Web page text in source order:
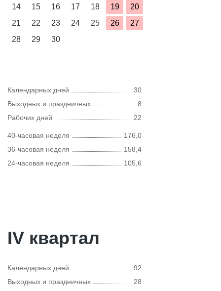
14
15 16 17 18 19
20
21
22 23 24 25 26
27
28
29 30
Календарных дней
30
Выходных и праздничных
8
Рабочих дней
22
40-часовая неделя
176,0
36-часовая неделя
158,4
24-часовая неделя
105,6
IV квартал
Календарных дней
92
Выходных и праздничных
28